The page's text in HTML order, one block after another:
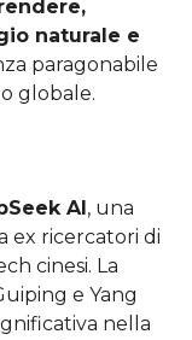
naturale e
paragonabile
globale.
AI, una
ex ricercatori di
cinesi. La
e Yang
nella